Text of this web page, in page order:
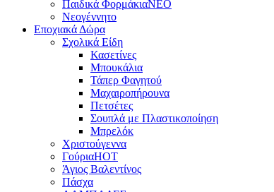
Παιδικά ΦορμάκιαNEO
Νεογέννητο
Εποχιακά Δώρα
Σχολικά Είδη
Κασετίνες
Μπουκάλια
Τάπερ Φαγητού
Μαχαιροπήρουνα
Πετσέτες
Σουπλά με Πλαστικοποίηση
Μπρελόκ
Χριστούγεννα
ΓούριαHOT
Άγιος Βαλεντίνος
Πάσχα